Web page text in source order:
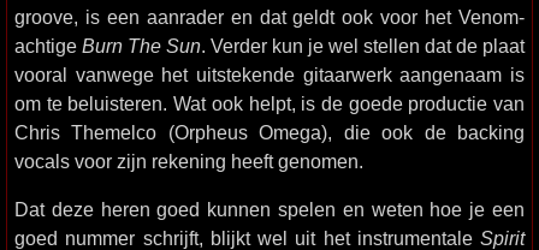
groove, is een aanrader en dat geldt ook voor het Venom-
achtige Burn The Sun. Verder kun je wel stellen dat de plaat
vooral vanwege het uitstekende gitaarwerk aangenaam is
om te beluisteren. Wat ook helpt, is de goede productie van
Chris Themelco (Orpheus Omega), die ook de backing
vocals voor zijn rekening heeft genomen.
Dat deze heren goed kunnen spelen en weten hoe je een
goed nummer schrijft, blijkt wel uit het instrumentale Spirit